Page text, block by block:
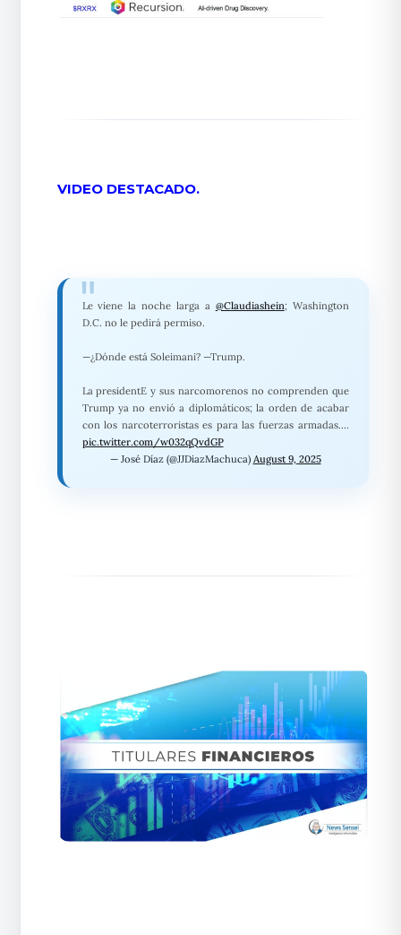
VIDEO DESTACADO.
Le viene la noche larga a @Claudiashein; Washington
D.C. no le pedirá permiso.
—¿Dónde está Soleimani? —Trump.
La presidentE y sus narcomorenos no comprenden que
Trump ya no envió a diplomáticos; la orden de acabar
con los narcoterroristas es para las fuerzas armadas.…
pic.twitter.com/w032qQvdGP
— José Díaz (@JJDiazMachuca) August 9, 2025